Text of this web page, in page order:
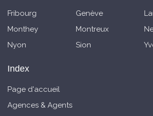
Fribourg Genève
Monthey
Montreux
Nyon
Sion
Index
Page d'accueil
Agences & Agents